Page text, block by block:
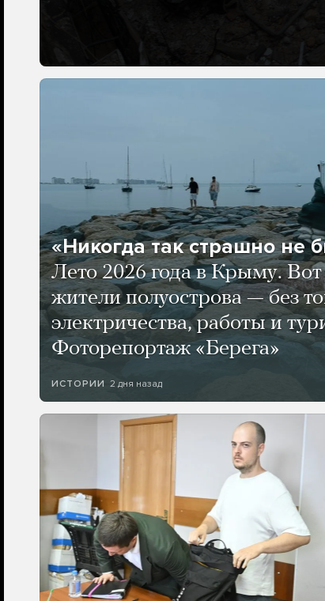
«Никогда так страшно не
Лето 2026 года в Крыму.
жители полуострова — без
электричества, работы и
Фоторепортаж «Берега»
ИСТОРИИ 2 дня назад